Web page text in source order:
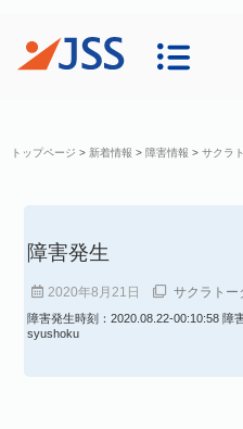
トップページ > 新着情報 > 障害情報 > サクラ
障害発生
2020年8月21日 サクラトー
障害発生時刻：2020.08.22-00:10:58 障
syushoku